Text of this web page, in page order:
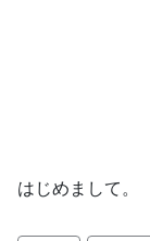
はじめまして。